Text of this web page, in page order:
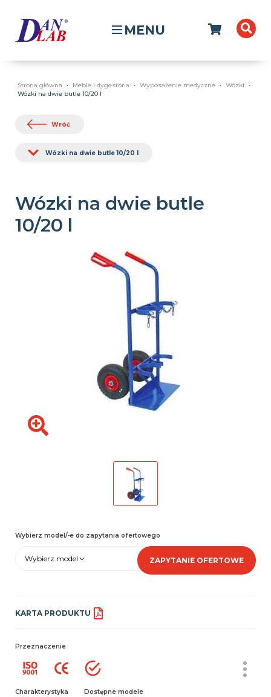
MENU
Strona główna Meble i dygestoria Wyposażenie medyczne
Wózki
Wózki na dwie butle 10/20 l
Wróć
Wózki na dwie butle 10/20 l
Wózki na dwie butle
10/20 l
Wybierz model/-e do zapytania ofertowego
Wybierz model ZAPYTANIE OFERTOWE
KARTA PRODUKTU
Przeznaczenie
Charakterystyka Dostępne modele